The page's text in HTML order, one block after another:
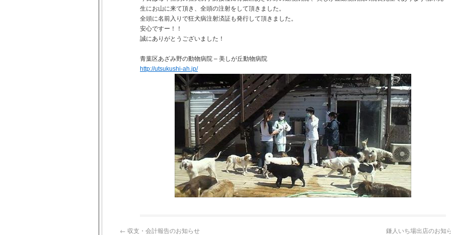
生にお山に来て頂き、全頭の注射をして頂きました。
全頭に名前入りで狂犬病注射済証も発行して頂きました。
安心ですー！！
誠にありがとうございました！
青葉区あざみ野の動物病院 – 美しが丘動物病院
http://utsukushi-ah.jp/
← 収支・会計報告のお知らせ 鎌人いち場出店のお知